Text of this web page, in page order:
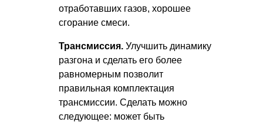
отработавших газов, хорошее
сгорание смеси.
Трансмиссия. Улучшить динамику
разгона и сделать его более
равномерным позволит
правильная комплектация
трансмиссии. Сделать можно
следующее: может быть